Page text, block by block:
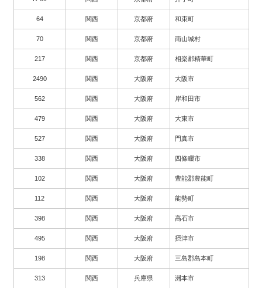
64 関西 京都府 和束町
70 関西 京都府 南山城村
217 関西 京都府 相楽郡精華町
2490 関西 大阪府 大阪市
562 関西 大阪府 岸和田市
479 関西 大阪府 大東市
527 関西 大阪府 門真市
338 関西 大阪府 四條畷市
102 関西 大阪府 豊能郡豊能町
112 関西 大阪府 能勢町
398 関西 大阪府 高石市
495 関西 大阪府 摂津市
198 関西 大阪府 三島郡島本町
313 関西 兵庫県 洲本市